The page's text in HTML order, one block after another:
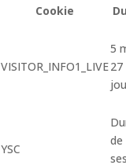
Cookie
VISITOR_INFO1_LIVE
5
27
YSC
de